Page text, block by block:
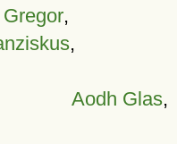
,
,
Aodh Glas,